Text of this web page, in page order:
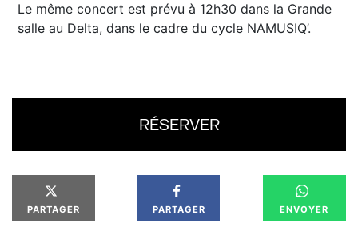
Le même concert est prévu à 12h30 dans la Grande
salle au Delta, dans le cadre du cycle NAMUSIQ’.
RÉSERVER
PARTAGER PARTAGER ENVOYER